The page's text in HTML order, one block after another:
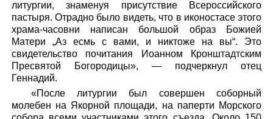
литургии, знаменуя присутствие Всероссийского
пастыря. Отрадно было видеть, что в иконостасе этого
храма-часовни написан большой образ Божией
Матери „Аз есмь с вами, и никтоже на вы“. Это
свидетельство почитания Иоанном Кронштадтским
Пресвятой Богородицы», — подчеркнул отец
Геннадий.
«После литургии был совершен соборный
молебен на Якорной площади, на паперти Морского